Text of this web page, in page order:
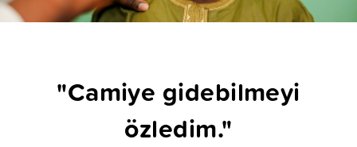
"Camiye gidebilmeyi
özledim."